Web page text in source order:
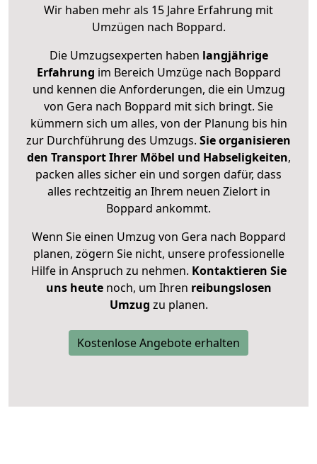
Wir haben mehr als 15 Jahre Erfahrung mit
Umzügen nach Boppard.
Die Umzugsexperten haben langjährige
Erfahrung im Bereich Umzüge nach Boppard
und kennen die Anforderungen, die ein Umzug
von Gera nach Boppard mit sich bringt. Sie
kümmern sich um alles, von der Planung bis hin
zur Durchführung des Umzugs. Sie organisieren
den Transport Ihrer Möbel und Habseligkeiten,
packen alles sicher ein und sorgen dafür, dass
alles rechtzeitig an Ihrem neuen Zielort in
Boppard ankommt.
Wenn Sie einen Umzug von Gera nach Boppard
planen, zögern Sie nicht, unsere professionelle
Hilfe in Anspruch zu nehmen. Kontaktieren Sie
uns heutenoch, um Ihren reibungslosen
Umzug zu planen.
Kostenlose Angebote erhalten